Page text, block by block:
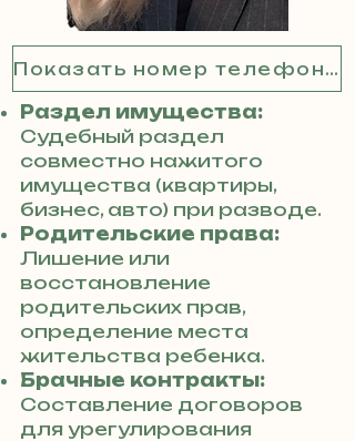
Показать номер телефона
Раздел имущества:
Судебный раздел
совместно нажитого
имущества (квартиры,
бизнес, авто) при разводе.
Родительские права:
Лишение или
восстановление
родительских прав,
определение места
жительства ребенка.
Брачные контракты:
Составление договоров
для урегулирования